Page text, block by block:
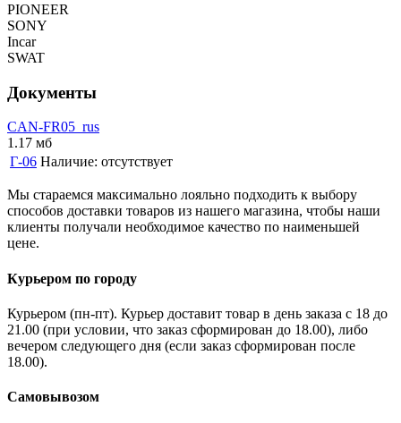
PIONEER
SONY
Incar
SWAT
Документы
CAN-FR05_rus
1.17 мб
Г-06 Наличие: отсутствует
Мы стараемся максимально лояльно подходить к выбору
способов доставки товаров из нашего магазина, чтобы наши
клиенты получали необходимое качество по наименьшей
цене.
Курьером по городу
Курьером (пн-пт). Курьер доставит товар в день заказа с 18 до
21.00 (при условии, что заказ сформирован до 18.00), либо
вечером следующего дня (если заказ сформирован после
18.00).
Самовывозом